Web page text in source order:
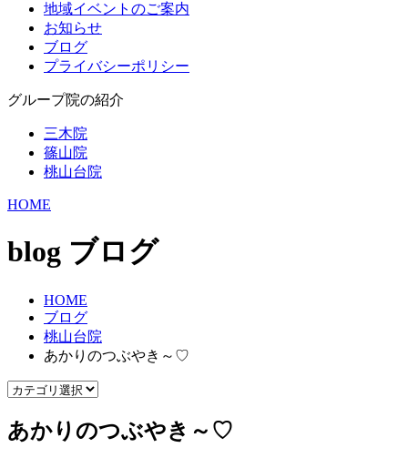
地域イベントのご案内
お知らせ
ブログ
プライバシーポリシー
グループ院の紹介
三木院
篠山院
桃山台院
HOME
blog ブログ
HOME
ブログ
桃山台院
あかりのつぶやき～♡
あかりのつぶやき～♡